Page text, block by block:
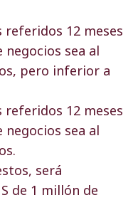
12 meses
sea al
pero inferior a
12 meses
sea al
será
de 1 millón de